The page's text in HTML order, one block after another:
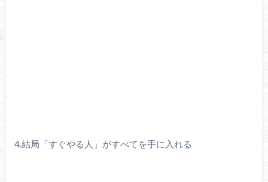
4.結局「すぐやる人」がすべてを手に入れる